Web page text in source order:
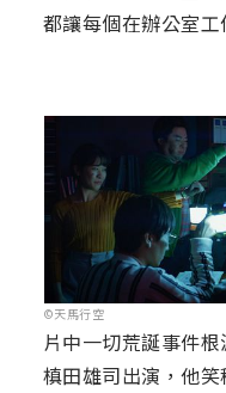
都讓每個在辦公室工
©天馬行空
片中一切荒誕事件
槙田雄司出演，他笑